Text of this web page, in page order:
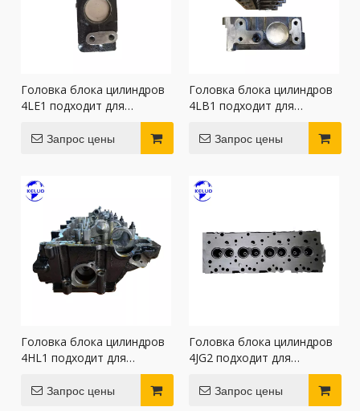
Головка блока цилиндров
4LE1 подходит для
головки блока цилиндров
двигателя Isuzu
Запрос цены
Головка блока цилиндров
4LB1 подходит для
Запрос цены
Головка блока цилиндров
4HL1 подходит для
Запрос цены
Головка блока цилиндров
4JG2 подходит для
Запрос цены